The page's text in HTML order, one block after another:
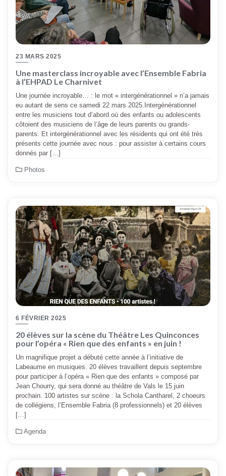
23 MARS 2025
Une masterclass incroyable avec l’Ensemble Fabria
à l’EHPAD Le Charnivet
Une journée incroyable… : le mot « intergénérationnel » n’a jamais
eu autant de sens ce samedi 22 mars 2025.Intergénérationnel
entre les musiciens tout d’abord où des enfants ou adolescents
côtoient des musiciens de l’âge de leurs parents ou grands-
parents. Et intergénérationnel avec les résidents qui ont été très
présents cette journée avec nous : pour assister à certains cours
donnés par […]
Photos
6 FÉVRIER 2025
20 élèves sur la scène du Théâtre Les Quinconces
pour l’opéra « Rien que des enfants » en juin !
Un magnifique projet a débuté cette année à l’initiative de
Labeaume en musiques. 20 élèves travaillent depuis septembre
pour participer à l’opéra « Rien que des enfants » composé par
Jean Chourry, qui sera donné au théâtre de Vals le 15 juin
prochain. 100 artistes sur scène : la Schola Cantharel, 2 choeurs
de collégiens, l’Ensemble Fabria (8 professionnels) et 20 élèves
[…]
Agenda